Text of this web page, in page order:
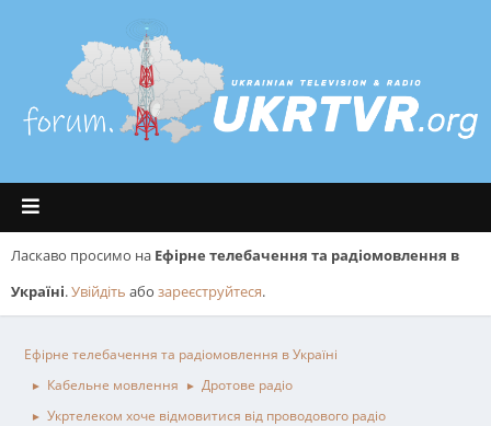
Ласкаво просимо на Ефірне телебачення та радіомовлення в
Україні.Увійдіть або зареєструйтеся.
Ефірне телебачення та радіомовлення в Україні
► Кабельне мовлення ► Дротове радіо
► Укртелеком хоче відмовитися від проводового радіо